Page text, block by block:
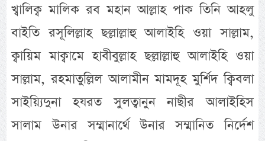
খ্বালিক্ব মালিক রব মহান আল্লাহ পাক তিনি আহলু
বাইতি রসূলিল্লাহ ছল্লাল্লাহু আলাইহি ওয়া সাল্লাম,
ক্বায়িম মাক্বামে হাবীবুল্লাহ ছল্লাল্লাহু আলাইহি ওয়া
সাল্লাম, রহমাতুল্লিল আলামীন মামদূহ মুর্শিদ ক্বিবলা
সাইয়্যিদুনা হযরত সুলত্বানুন নাছীর আলাইহিস
সালাম উনার সম্মানার্থে উনার সম্মানিত নির্দেশ